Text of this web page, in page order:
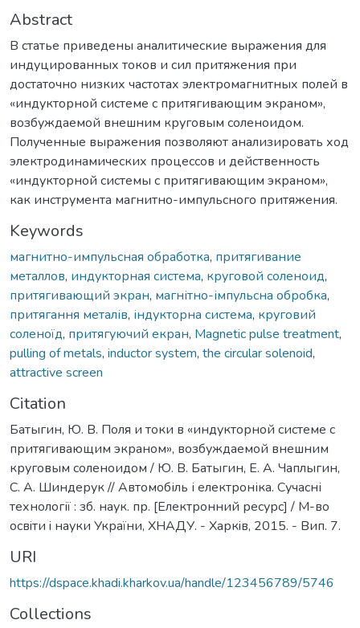
Abstract
В статье приведены аналитические выражения для
индуцированных токов и сил притяжения при
достаточно низких частотах электромагнитных полей в
«индукторной системе с притягивающим экраном»,
возбуждаемой внешним круговым соленоидом.
Полученные выражения позволяют анализировать ход
электродинамических процессов и действенность
«индукторной системы с притягивающим экраном»,
как инструмента магнитно-импульсного притяжения.
Keywords
магнитно-импульсная обработка, притягивание
металлов, индукторная система, круговой соленоид,
притягивающий экран, магнітно-імпульсна обробка,
притягання металів, індукторна система, круговий
соленоїд, притягуючий екран, Magnetic pulse treatment,
pulling of metals, inductor system, the circular solenoid,
attractive screen
Citation
Батыгин, Ю. В. Поля и токи в «индукторной системе с
притягивающим экраном», возбуждаемой внешним
круговым соленоидом / Ю. В. Батыгин, Е. А. Чаплыгин,
С. А. Шиндерук // Автомобіль і електроніка. Сучасні
технології : зб. наук. пр. [Електронний ресурс] / М-во
освiти i науки України, ХНАДУ. - Харкiв, 2015. - Вип. 7.
URI
https://dspace.khadi.kharkov.ua/handle/123456789/5746
Collections